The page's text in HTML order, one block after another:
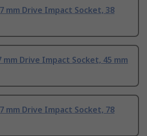
mm Drive Impact Socket, 38
mm Drive Impact Socket, 45 mm
mm Drive Impact Socket, 78